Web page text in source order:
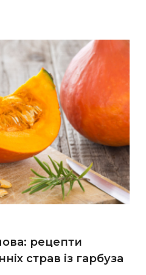
рецепти
страв із гарбуза